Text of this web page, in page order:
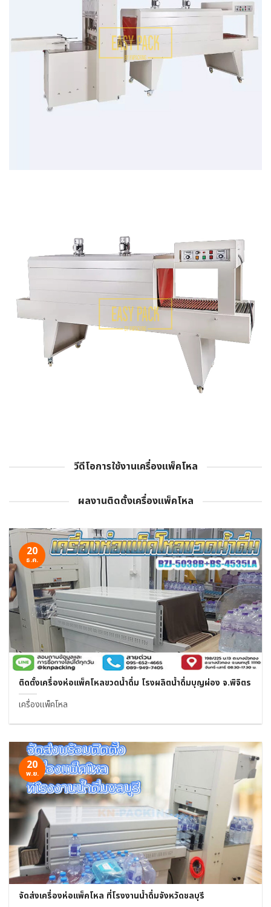
วีดีโอการใช้งานเครื่องแพ็คโหล
ผลงานติดตั้งเครื่องแพ็คโหล
ติดตั้งเครื่องห่อแพ็คโหลขวดน้ำดื่ม โรงผลิตน้ำดื่มบุญผ่อง จ.พิจิตร
เครื่องแพ็คโหล
20
ธ.ค.
จัดส่งเครื่องห่อแพ็คโหล ที่โรงงานน้ำดื่มจังหวัดชลบุรี
20
พ.ย.